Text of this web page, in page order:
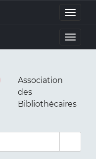
Toggle
Toggle
Association
des
Bibliothécaires